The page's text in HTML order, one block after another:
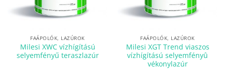
FAÁPOLÓK, LAZÚROK
Milesi XWC vízhígítású
selyemfényű teraszlazúr
FAÁPOLÓK, LAZÚROK
Milesi XGT Trend viaszos
vízhígítású selyemfényû
vékonylazúr